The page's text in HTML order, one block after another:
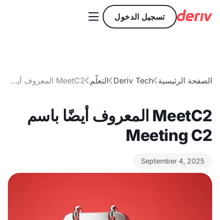
تسجيل الدخول 
الصفحة الرئيسية
Deriv Tech
التعلّم MeetC2 المعروف أيضًا باسم Meeting C2
MeetC2 المعروف أيضًا باسم
Meeting C2
September 4, 2025